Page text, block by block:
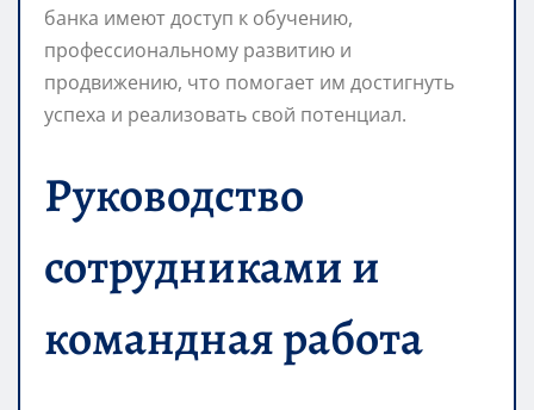
банка имеют доступ к обучению,
профессиональному развитию и
продвижению, что помогает им достигнуть
успеха и реализовать свой потенциал.
Руководство
сотрудниками и
командная работа